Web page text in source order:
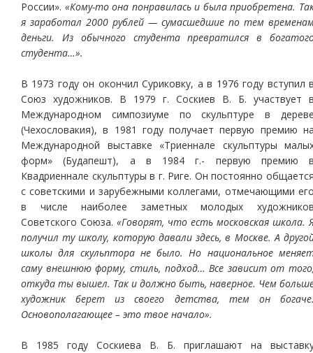
России». «Кому-то она понравилась и была приобретена.
я заработал 2000 рублей — сумасшедшие по тем
деньги. Из обычного студента превратился в
студента…».
В 1973 году он окончил Суриковку, а в 1976 году вступил
Союз художников. В 1979 г. Соскиев В. Б. участвует
Международном симпозиуме по скульптуре в
(Чехословакия), в 1981 году получает первую премию
Международной выставке «Триеннале скульптуры
форм» (Будапешт), а в 1984 г.- первую премию
Квадриеннале скульптуры в г. Риге. Он постоянно
с советскими и зарубежными коллегами, отмечающими
в числе наиболее заметных молодых
Советского Союза. «Говорят, что есть московская школа.
получил ту школу, которую давали здесь, в Москве. А
школы для скульптора не было. Но национальное
саму внешнюю форму, стиль, подход… Все зависит от
откуда ты вышел. Так и должно быть, наверное. Чем
художник берет из своего детства, тем он
Основополагающее – это твое начало».
В 1985 году Соскиева В. Б. приглашают на